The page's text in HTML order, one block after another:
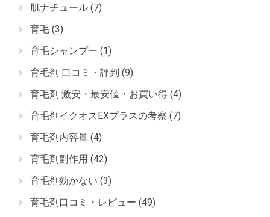
肌ナチュール (7)
育毛 (3)
育毛シャンプー (1)
育毛剤 口コミ・評判 (9)
育毛剤 激安・最安値・お買い得 (4)
育毛剤イクオスEXプラスの考察 (7)
育毛剤内容量 (4)
育毛剤副作用 (42)
育毛剤効かない (3)
育毛剤口コミ・レビュー (49)